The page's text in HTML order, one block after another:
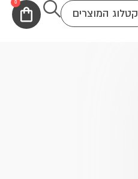
קטלוג המוצרים
0
עגלת
קניות